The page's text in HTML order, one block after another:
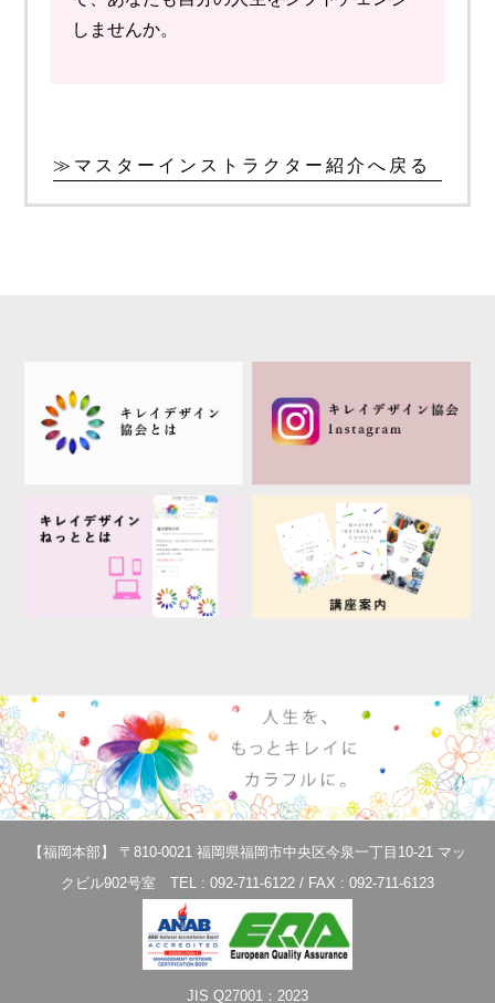
しませんか。
≫マスターインストラクター紹介へ戻る
【福岡本部】 〒810-0021 福岡県福岡市中央区今泉一丁目10-21 マッ
クビル902号室 TEL : 092-711-6122 / FAX : 092-711-6123
JIS Q27001：2023